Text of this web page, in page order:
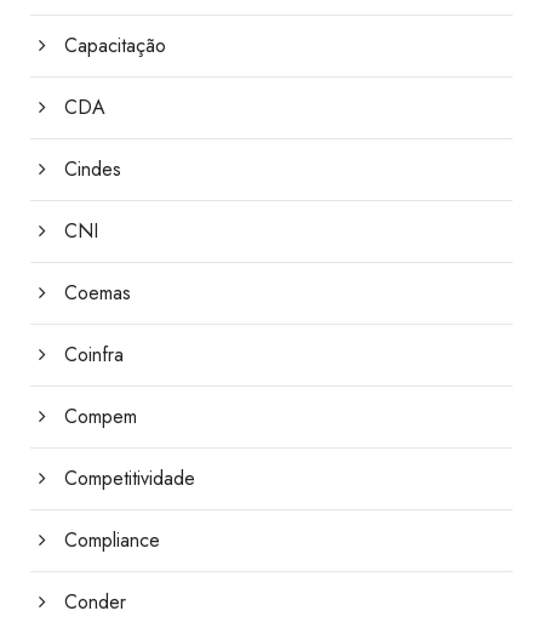
Capacitação
CDA
Cindes
CNI
Coemas
Coinfra
Compem
Competitividade
Compliance
Conder